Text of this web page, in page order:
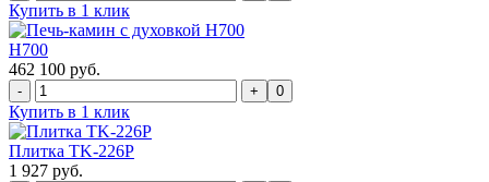
Купить в 1 клик
H700
462 100 руб.
0
Купить в 1 клик
Плитка TK-226P
1 927 руб.